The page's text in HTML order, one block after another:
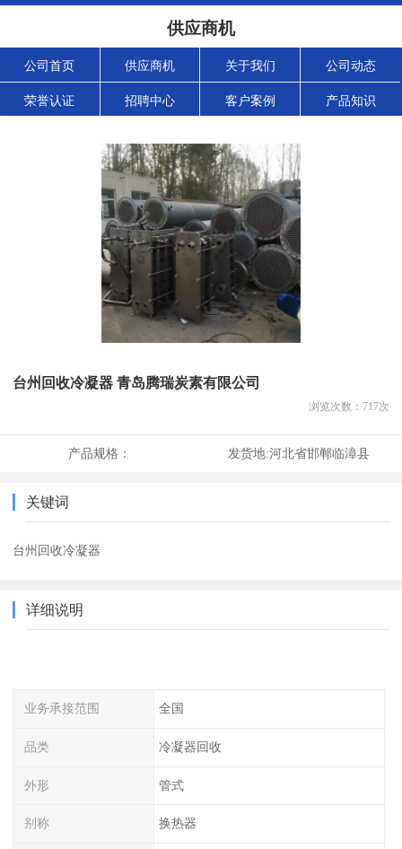
供应商机
公司首页 供应商机 关于我们 公司动态
荣誉认证 招聘中心 客户案例 产品知识
台州回收冷凝器 青岛腾瑞炭素有限公司
浏览次数： 717次
产品规格： 发货地:河北省邯郸临漳县
关键词
台州回收冷凝器
详细说明
业务承接范围 全国
品类 冷凝器回收
外形 管式
别称 换热器